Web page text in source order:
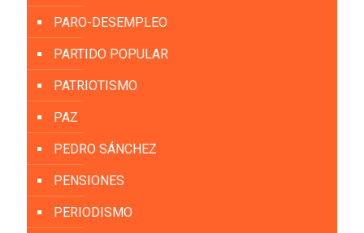
PARO-DESEMPLEO
PARTIDO POPULAR
PATRIOTISMO
PAZ
PEDRO SÁNCHEZ
PENSIONES
PERIODISMO